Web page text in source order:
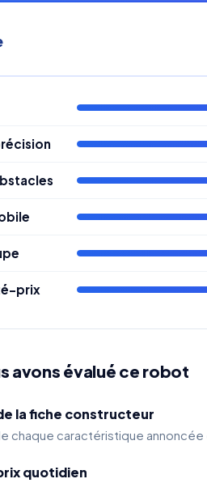
prix
avons évalué ce robot
la fiche constructeur
chaque caractéristique
quotidien